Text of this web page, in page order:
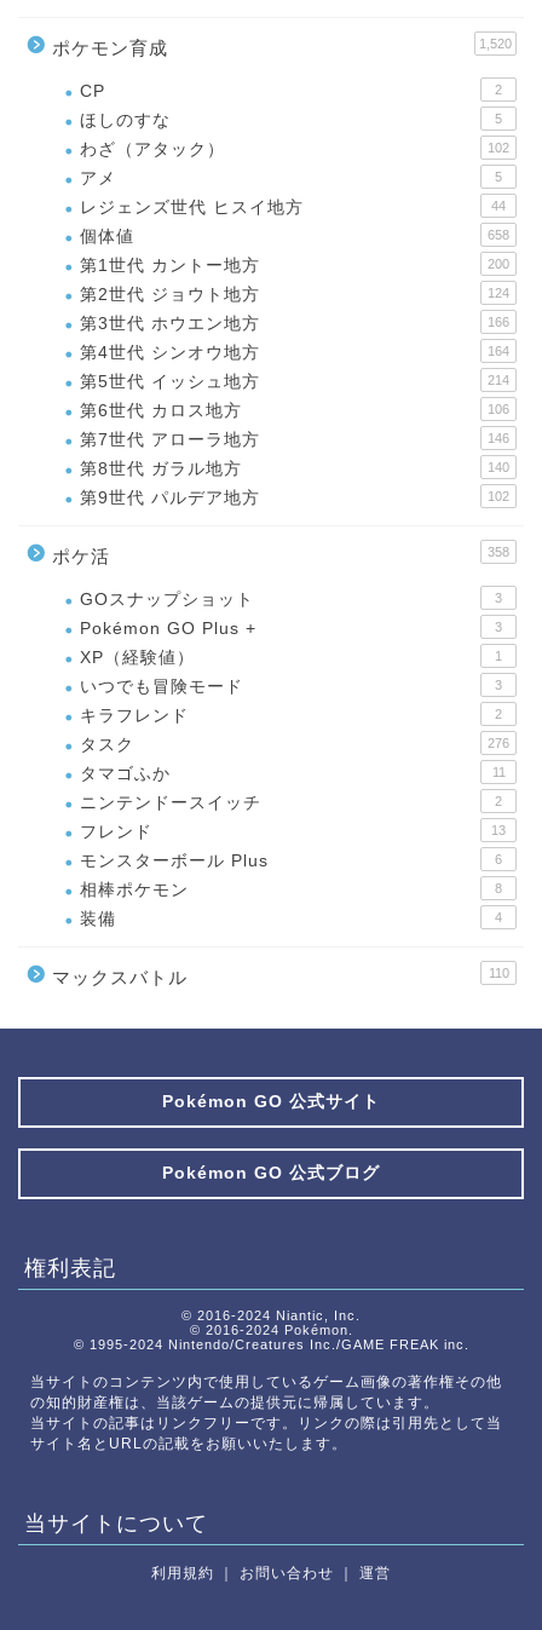
ポケモン育成 1,520
CP 2
ほしのすな 5
わざ（アタック） 102
アメ 5
レジェンズ世代 ヒスイ地方 44
個体値 658
第1世代 カントー地方 200
第2世代 ジョウト地方 124
第3世代 ホウエン地方 166
第4世代 シンオウ地方 164
第5世代 イッシュ地方 214
第6世代 カロス地方 106
第7世代 アローラ地方 146
第8世代 ガラル地方 140
第9世代 パルデア地方 102
ポケ活 358
GOスナップショット 3
Pokémon GO Plus + 3
XP（経験値） 1
いつでも冒険モード 3
キラフレンド 2
タスク 276
タマゴふか 11
ニンテンドースイッチ 2
フレンド 13
モンスターボール Plus 6
相棒ポケモン 8
装備 4
マックスバトル 110
Pokémon GO 公式サイト
Pokémon GO 公式ブログ
権利表記
© 2016-2024 Niantic, Inc.
© 2016-2024 Pokémon.
© 1995-2024 Nintendo/Creatures Inc./GAME FREAK inc.
当サイトのコンテンツ内で使用しているゲーム画像の著作権その他
の知的財産権は、当該ゲームの提供元に帰属しています。
当サイトの記事はリンクフリーです。リンクの際は引用先として当
サイト名とURLの記載をお願いいたします。
当サイトについて
利用規約 お問い合わせ 運営